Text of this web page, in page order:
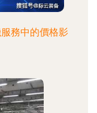
務中的價格影